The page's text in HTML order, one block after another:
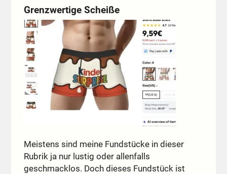
Grenzwertige Scheiße
Meistens sind meine Fundstücke in dieser
Rubrik ja nur lustig oder allenfalls
geschmacklos. Doch dieses Fundstück ist